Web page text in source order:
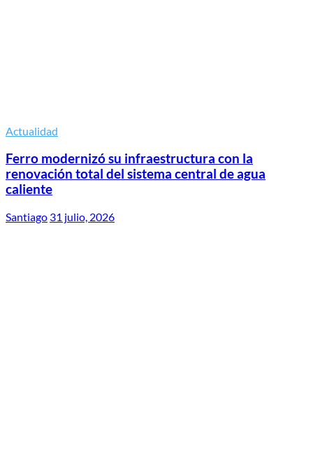
Actualidad
Ferro modernizó su infraestructura con la
renovación total del sistema central de agua
caliente
Santiago 31 julio, 2026